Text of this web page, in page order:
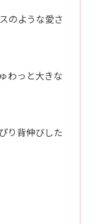
のような愛さ
わっと大きな
り背伸びした